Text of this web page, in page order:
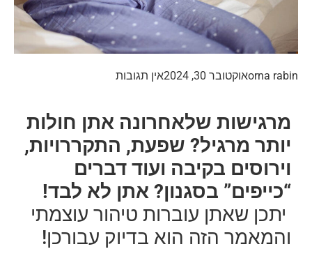
orna rabinאוקטובר 30, 2024 אין תגובות
מרגישות שלאחרונה אתן חולות
יותר מרגיל? שפעת, התקררויות,
וירוסים בקיבה ועוד דברים
“כייפים” בסגנון? אתן לא לבד!
יתכן שאתן עוברות טיהור עוצמתי
והמאמר הזה הוא בדיוק עבורכן!